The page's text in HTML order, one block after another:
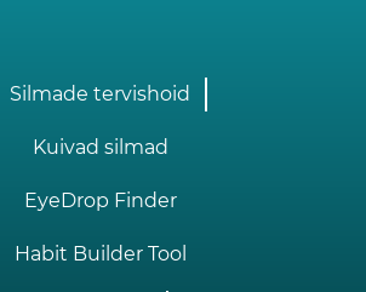
Silmade tervishoid
Kuivad silmad
EyeDrop Finder
Habit Builder Tool